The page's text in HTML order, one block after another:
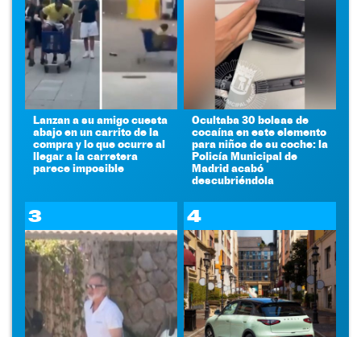
Lanzan a su amigo cuesta
abajo en un carrito de la
compra y lo que ocurre al
llegar a la carretera
parece imposible
Ocultaba 30 bolsas de
cocaína en este elemento
para niños de su coche: la
Policía Municipal de
Madrid acabó
descubriéndola
3 4